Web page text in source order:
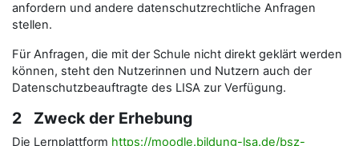
anfordern und andere datenschutzrechtliche Anfragen
stellen.
Für Anfragen, die mit der Schule nicht direkt geklärt werden
können, steht den Nutzerinnen und Nutzern auch der
Datenschutzbeauftragte des LISA zur Verfügung.
2 Zweck der Erhebung
Die Lernplattform https://moodle.bildung-lsa.de/bsz-